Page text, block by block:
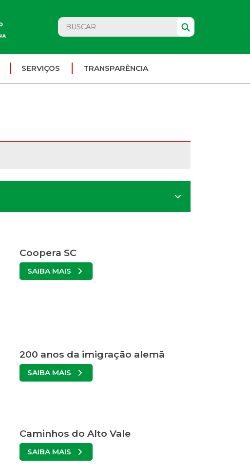
SERVIÇOS TRANSPARÊNCIA
Coopera SC
SAIBA MAIS
200 anos da imigração alemã
SAIBA MAIS
Caminhos do Alto Vale
SAIBA MAIS